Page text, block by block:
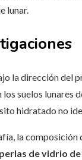
lunar.
la dirección del
suelos lunares
hidratado no
la composición
perlas de vidrio